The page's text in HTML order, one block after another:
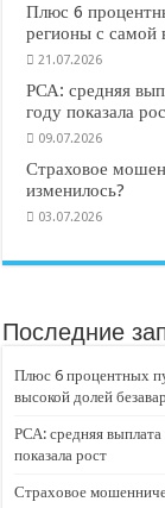
Плюс 6
регионы с самой
21.07.2026
РСА: средняя
году показала
09.07.2026
Страховое
изменилось?
03.07.2026
Последние
Плюс 6 процентных
высокой долей
РСА: средняя
показала рост
Страховое